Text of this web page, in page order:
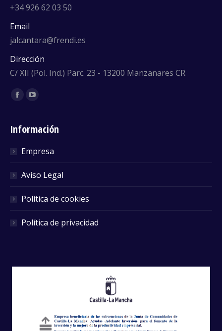
+34 926 62 03 50
Email
jalcantara@frendi.es
Dirección
C/ XII (Pol. Ind.) Parc. 23 - 13200 Manzanares CR
Encuéntranos en:
Facebook
Información
Empresa
Aviso Legal
Política de cookies
Política de privacidad